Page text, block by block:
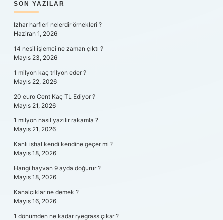
SIDEBAR
SON YAZILAR
Izhar harfleri nelerdir örnekleri ?
Haziran 1, 2026
14 nesil işlemci ne zaman çıktı ?
Mayıs 23, 2026
1 milyon kaç trilyon eder ?
Mayıs 22, 2026
20 euro Cent Kaç TL Ediyor ?
Mayıs 21, 2026
1 milyon nasıl yazılır rakamla ?
Mayıs 21, 2026
Kanlı ishal kendi kendine geçer mi ?
Mayıs 18, 2026
Hangi hayvan 9 ayda doğurur ?
Mayıs 18, 2026
Kanalcıklar ne demek ?
Mayıs 16, 2026
1 dönümden ne kadar ryegrass çıkar ?